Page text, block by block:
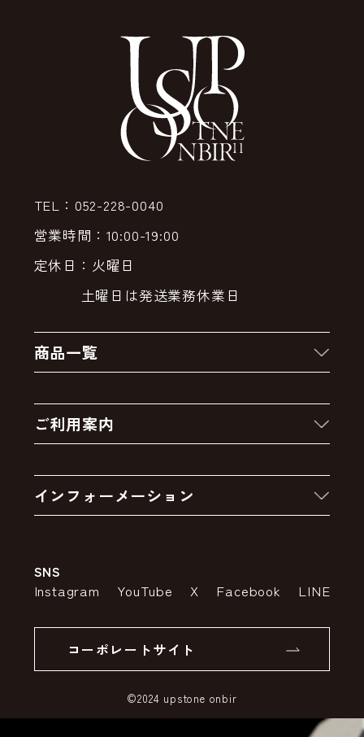
TEL：052-228-0040
営業時間：10:00-19:00
定休日：火曜日
土曜日は発送業務休業日
商品一覧
クーポン
卸販売・大量注文
アウトレットセール
ご利用案内
お支払いについて
インフォーメーション
特定商取引法の表示
SSLサーバー証明書とは
SNS
Instagram YouTube X Facebook LINE
コーポレートサイト
©2024 upstone onbir